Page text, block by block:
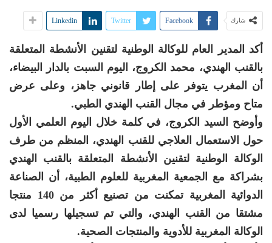
شارك Facebook
Twitter
Linkedin
أكد المدير العام للوكالة الوطنية لتقنين الأنشطة المتعلقة
بالقنب الهندي، محمد الكروج، اليوم السبت بالدار البيضاء،
أن المغرب يتوفر على إطار قانوني جاهز، وعلى عرض
متاح ومؤطر في مجال القنب الهندي الطبي.
وأوضح السيد الكروج، في كلمة خلال اليوم العلمي الأول
حول الاستعمال العلاجي للقنب الهندي، المنظم من طرف
الوكالة الوطنية لتقنين الأنشطة المتعلقة بالقنب الهندي
بشراكة مع الجمعية المغربية للعلوم الطبية، أن الصناعة
الدوائية المغربية تمكنت من تصنيع أكثر من 140 منتجا
مشتقا من القنب الهندي، والتي تم تسجيلها رسميا لدى
الوكالة المغربية للأدوية والمنتجات الصحية.